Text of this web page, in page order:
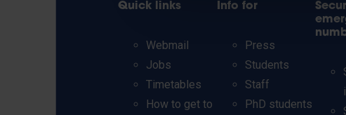
Quick links
Webmail
Jobs
Timetables
How to get to
Info for
Press
Students
Staff
PhD students